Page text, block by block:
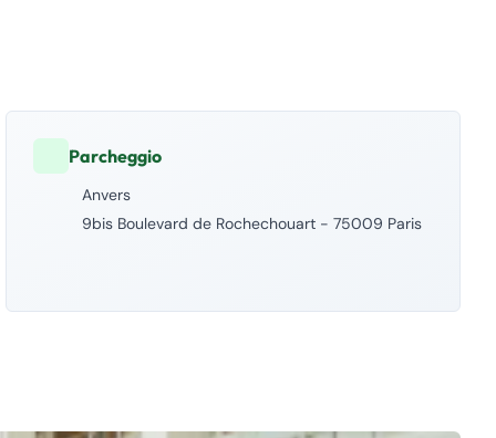
Parcheggio
Anvers
9bis Boulevard de Rochechouart - 75009 Paris